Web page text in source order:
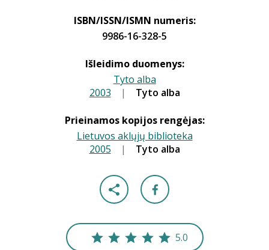
ISBN/ISSN/ISMN numeris:
9986-16-328-5
Išleidimo duomenys:
Tyto alba
|
2003 | Tyto alba
Prieinamos kopijos rengėjas:
Lietuvos aklųjų biblioteka
|
2005 | Tyto alba
5.0